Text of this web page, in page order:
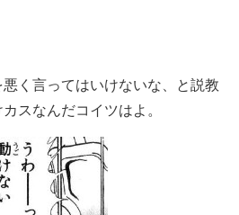
く言ってはいけないな、と説教
スなんだコイツはよ。